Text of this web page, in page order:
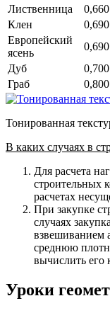
Лиственница
0,660
Клен
0,690
Европейский
ясень
0,690
Дуб
0,700
Граб
0,800
Тонированная
В каких случаях в
Для расчета
строительных
расчетах
При закупке
случаях
взвешиванием
среднюю
вычислить его
Уроки